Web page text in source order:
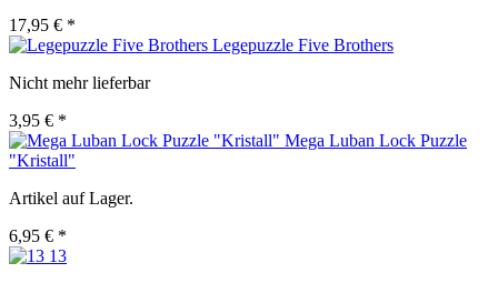
17,95 € *
Legepuzzle Five Brothers
Nicht mehr lieferbar
3,95 € *
Mega Luban Lock Puzzle
"Kristall"
Artikel auf Lager.
6,95 € *
13